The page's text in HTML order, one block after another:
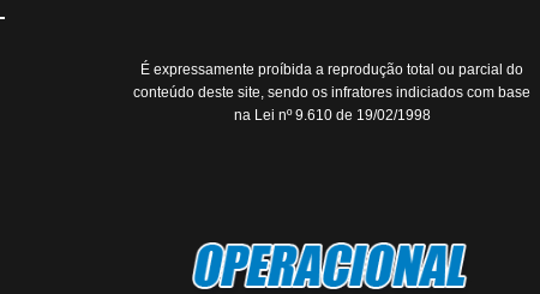
É expressamente proíbida a reprodução total ou parcial do
conteúdo deste site, sendo os infratores indiciados com base
na Lei nº 9.610 de 19/02/1998